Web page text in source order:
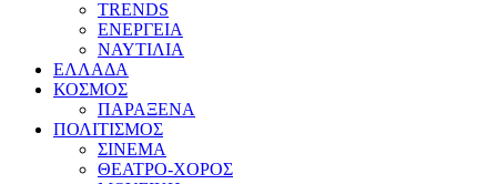
TRENDS
ΕΝΕΡΓΕΙΑ
ΝΑΥΤΙΛΙΑ
ΕΛΛΑΔΑ
ΚΟΣΜΟΣ
ΠΑΡΑΞΕΝΑ
ΠΟΛΙΤΙΣΜΟΣ
ΣΙΝΕΜΑ
ΘΕΑΤΡΟ-ΧΟΡΟΣ